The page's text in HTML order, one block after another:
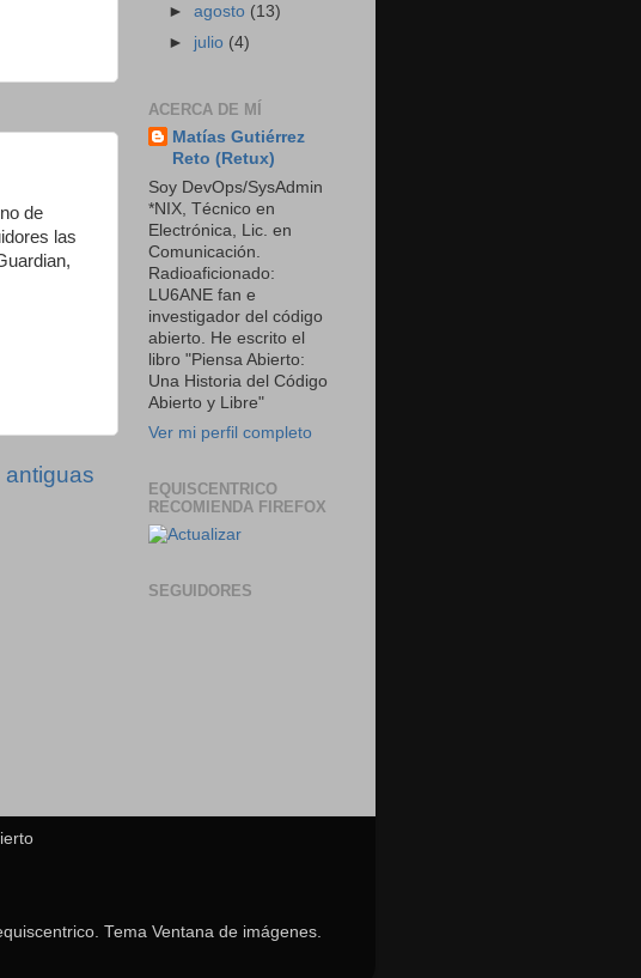
de
las
antiguas
►agosto (13)
► julio (4)
ACERCA DE MÍ
Matías Gutiérrez
Reto (Retux)
Soy DevOps/SysAdmin
*NIX, Técnico en
Electrónica, Lic. en
Comunicación.
Radioaficionado:
LU6ANE fan e
investigador del código
abierto. He escrito el
libro "Piensa Abierto:
Una Historia del Código
Abierto y Libre"
Ver mi perfil completo
EQUISCENTRICO
RECOMIENDA FIREFOX
SEGUIDORES
Tema Ventana de imágenes.